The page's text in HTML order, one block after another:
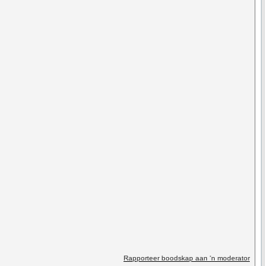
Rapporteer boodskap aan 'n moderator